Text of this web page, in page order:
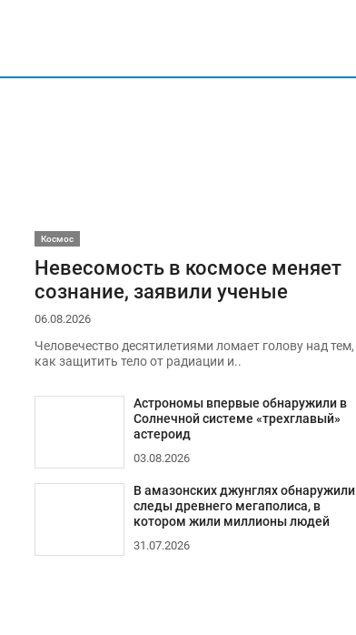
Космос
Невесомость в космосе меняет
сознание, заявили ученые
06.08.2026
Человечество десятилетиями ломает голову над тем,
как защитить тело от радиации и..
Астрономы впервые обнаружили в
Солнечной системе «трехглавый»
астероид
03.08.2026
В амазонских джунглях обнаружили
следы древнего мегаполиса, в
котором жили миллионы людей
31.07.2026